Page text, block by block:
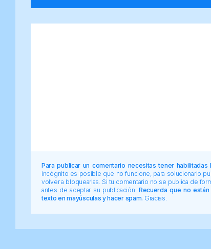
Para publicar un comentario necesitas tener habilitadas
incógnito es posible que no funcione, para solucionarlo
volver a bloquearlas. Si tu comentario no se publica de
antes de aceptar su publicación. Recuerda que no
texto en mayúsculas y hacer spam. Gracias.